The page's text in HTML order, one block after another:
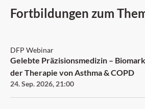
Fortbildungen zum
DFP Webinar
Gelebte Präzisionsmedizin –
der Therapie von Asthma & COPD
24. Sep. 2026, 21:00